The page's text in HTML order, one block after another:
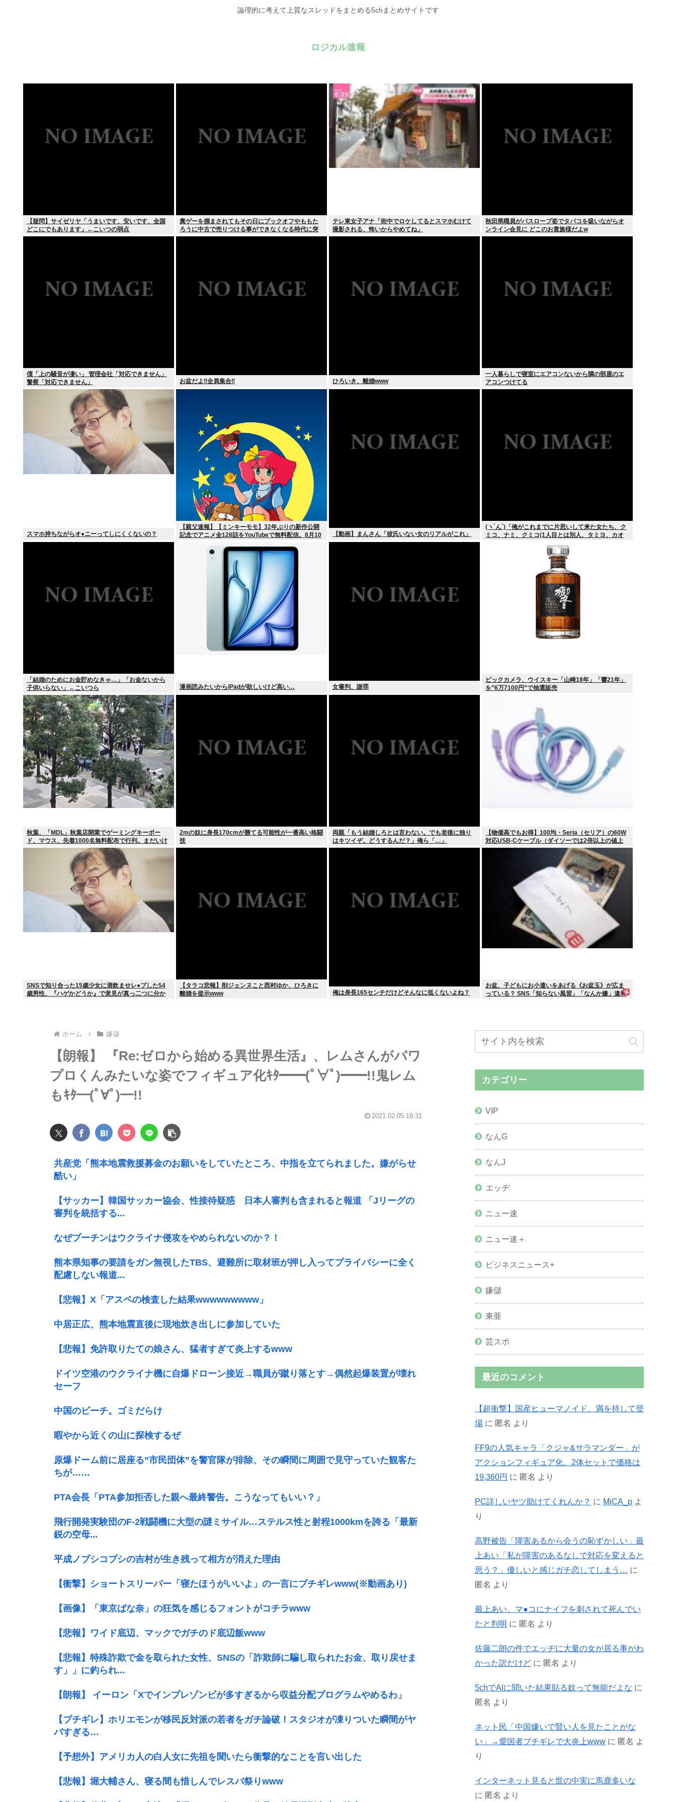
論理的に考えて上質なスレッドをまとめる5chまとめサイトです
ロジカル速報
【疑問】サイゼリヤ「うまいです、安いです、全国
どこにでもあります」←こいつの弱点
糞ゲーを掴まされてもその日にブックオフやももた
ろうに中古で売りつける事ができなくなる時代に突
入
テレ東女子アナ「街中でロケしてるとスマホむけて
撮影される、怖いからやめてね」
秋田県職員がバスローブ姿でタバコを吸いながらオ
ンライン会見に どこのお貴族様だよw
僕「上の騒音が凄い」 管理会社「対応できません」
警察「対応できません」
お盆だよ‼全員集合‼ ひろいき、離婚www
一人暮らしで寝室にエアコンないから隣の部屋のエ
アコンつけてる
スマホ持ちながらオ●ニーってしにくくないの？
【親父速報】【ミンキーモモ】32年ぶりの新作公開
記念でアニメ全128話をYouTubeで無料配信。8月10
【動画】まんさん「彼氏いない女のリアルがこれ」
(ヽ´ん`)「俺がこれまでに片思いして来た女たち、ク
ミコ、ナミ、クミコ(1人目とは別人、タミヨ、カオ
「結婚のためにお金貯めなきゃ…」「お金ないから
子供いらない」←こいつら
漫画読みたいからiPadが欲しいけど高い… 女審判、謝罪
ビックカメラ、ウイスキー「山崎18年」「響21年」
を”6万7100円”で抽選販売
秋葉、「MDL」秋葉店開業でゲーミングキーボー
ド、マウス、先着1000名無料配布で行列。まだいけ
るぞ急げ!!
2mの奴に身長170cmが勝てる可能性が一番高い格闘
技
両親「もう結婚しろとは言わない。でも老後に独り
はキツイぞ。どうするんだ？」俺ら「…」
【物価高でもお得】100均・Seria（セリア）の60W
対応USB-Cケーブル（ダイソーでは2倍以上の値上
げ）セリアは110円で売る
SNSで知り合った15歳少女に酒飲ませレ●プした54
歳男性、『ハゲかどうか』で意見が真っ二つに分か
【タラコ悲報】削ジェンヌこと西村ゆか、ひろきに
離婚を提示www
俺は身長165センチだけどそんなに低くないよね？
お盆、子どもにお小遣いをあげる《お盆玉》が広ま
っている？ SNS「知らない風習」「なんか嫌」違和
ホーム 嫌儲
【朗報】 『Re:ゼロから始める異世界生活』、レムさんがパワ
プロくんみたいな姿でフィギュア化ｷﾀ━━(ﾟ∀ﾟ)━━!!鬼レム
もｷﾀ━(ﾟ∀ﾟ)━!!
2021.02.05 19:31
共産党「熊本地震救援募金のお願いをしていたところ、中指を立てられました。嫌がらせ
酷い」
【サッカー】韓国サッカー協会、性接待疑惑 日本人審判も含まれると報道 「Jリーグの
審判を統括する...
なぜプーチンはウクライナ侵攻をやめられないのか？！
熊本県知事の要請をガン無視したTBS、避難所に取材班が押し入ってプライバシーに全く
配慮しない報道...
【悲報】X「アスペの検査した結果wwwwwwwww」
中居正広、熊本地震直後に現地炊き出しに参加していた
【悲報】免許取りたての娘さん、猛者すぎて炎上するwww
ドイツ空港のウクライナ機に自爆ドローン接近→職員が蹴り落とす→偶然起爆装置が壊れ
セーフ
中国のビーチ。ゴミだらけ
暇やから近くの山に探検するぜ
原爆ドーム前に居座る”市民団体”を警官隊が排除、その瞬間に周囲で見守っていた観客た
ちが……
PTA会長「PTA参加拒否した親へ最終警告。こうなってもいい？」
飛行開発実験団のF-2戦闘機に大型の謎ミサイル…ステルス性と射程1000kmを誇る「最新
鋭の空母...
平成ノブシコブシの吉村が生き残って相方が消えた理由
【衝撃】ショートスリーパー「寝たほうがいいよ」の一言にブチギレwww(※動画あり)
【画像】「東京ばな奈」の狂気を感じるフォントがコチラwww
【悲報】ワイド底辺、マックでガチのド底辺飯www
【悲報】特殊詐欺で金を取られた女性、SNSの「詐欺師に騙し取られたお金、取り戻せま
す」」に釣られ...
【朗報】 イーロン「Xでインプレゾンビが多すぎるから収益分配プログラムやめるわ」
【ブチギレ】ホリエモンが移民反対派の若者をガチ論破！スタジオが凍りついた瞬間がヤ
バすぎる…
【予想外】アメリカ人の白人女に先祖を聞いたら衝撃的なことを言い出した
【悲報】堀大輔さん、寝る間も惜しんでレスバ祭りwww
カテゴリー
VIP
なんG
なんJ
エッヂ
ニュー速
ニュー速＋
ビジネスニュース+
嫌儲
東亜
芸スポ
最近のコメント
【超衝撃】国産ヒューマノイド、満を持して登
場 に 匿名 より
FF9の人気キャラ「クジャ&サラマンダー」が
アクションフィギュア化。2体セットで価格は
19,360円 に 匿名 より
PC詳しいヤツ助けてくれんか？ に MiCA_p よ
り
高野被告「障害あるから会うの恥ずかしい」最
上あい「私が障害のあるなしで対応を変えると
思う？」優しいと感じガチ恋してしまう…
に
匿名 より
最上あい、マ●コにナイフを刺されて死んでい
たと判明 に 匿名 より
佐藤二朗の件でエッヂに大量の女が居る事がわ
かった訳だけど に 匿名 より
5chでAIに聞いた結果貼る奴って無能だよな に
匿名 より
ネット民「中国嫌いで賢い人を見たことがな
い」→愛国者ブチギレで大炎上www に 匿名 よ
り
インターネット見ると世の中実に馬鹿多いな
に 匿名 より